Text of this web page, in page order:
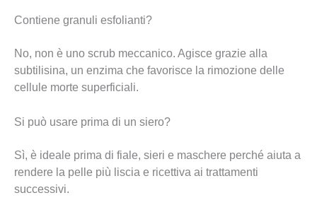
Contiene granuli esfolianti?
No, non è uno scrub meccanico. Agisce grazie alla
subtilisina, un enzima che favorisce la rimozione delle
cellule morte superficiali.
Si può usare prima di un siero?
Sì, è ideale prima di fiale, sieri e maschere perché aiuta a
rendere la pelle più liscia e ricettiva ai trattamenti
successivi.